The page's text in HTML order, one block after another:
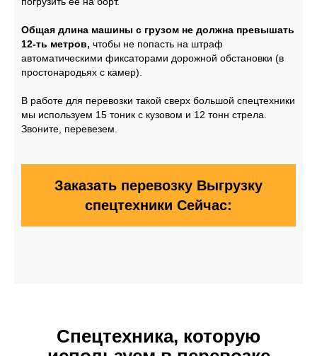
Общая длина машины с грузом не должна превышать
12-ть метров, чтобы не попасть на штраф
автоматическими фиксаторами дорожной обстановки (в
простонародьях с камер).
В работе для перевозки такой сверх большой спецтехники
мы используем 15 тоник с кузовом и 12 тонн стрела.
Звоните, перевезем.
Заказать перевозку Выгрузку
спецтехники Сейчас:
Спецтехника, которую